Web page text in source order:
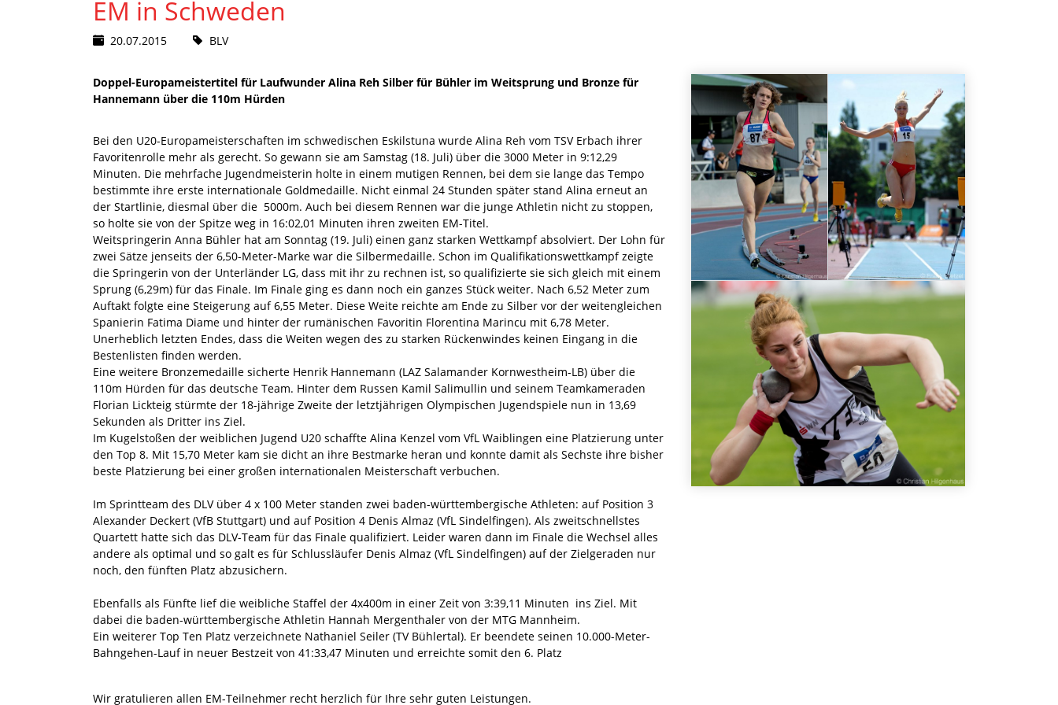
EM in Schweden
20.07.2015 BLV
Doppel-Europameistertitel für Laufwunder Alina Reh Silber für Bühler im Weitsprung und Bronze für
Hannemann über die 110m Hürden
Bei den U20-Europameisterschaften im schwedischen Eskilstuna wurde Alina Reh vom TSV Erbach ihrer
Favoritenrolle mehr als gerecht. So gewann sie am Samstag (18. Juli) über die 3000 Meter in 9:12,29
Minuten. Die mehrfache Jugendmeisterin holte in einem mutigen Rennen, bei dem sie lange das Tempo
bestimmte ihre erste internationale Goldmedaille. Nicht einmal 24 Stunden später stand Alina erneut an
der Startlinie, diesmal über die 5000m. Auch bei diesem Rennen war die junge Athletin nicht zu stoppen,
so holte sie von der Spitze weg in 16:02,01 Minuten ihren zweiten EM-Titel.
Weitspringerin Anna Bühler hat am Sonntag (19. Juli) einen ganz starken Wettkampf absolviert. Der Lohn für
zwei Sätze jenseits der 6,50-Meter-Marke war die Silbermedaille. Schon im Qualifikationswettkampf zeigte
die Springerin von der Unterländer LG, dass mit ihr zu rechnen ist, so qualifizierte sie sich gleich mit einem
Sprung (6,29m) für das Finale. Im Finale ging es dann noch ein ganzes Stück weiter. Nach 6,52 Meter zum
Auftakt folgte eine Steigerung auf 6,55 Meter. Diese Weite reichte am Ende zu Silber vor der weitengleichen
Spanierin Fatima Diame und hinter der rumänischen Favoritin Florentina Marincu mit 6,78 Meter.
Unerheblich letzten Endes, dass die Weiten wegen des zu starken Rückenwindes keinen Eingang in die
Bestenlisten finden werden.
Eine weitere Bronzemedaille sicherte Henrik Hannemann (LAZ Salamander Kornwestheim-LB) über die
110m Hürden für das deutsche Team. Hinter dem Russen Kamil Salimullin und seinem Teamkameraden
Florian Lickteig stürmte der 18-jährige Zweite der letztjährigen Olympischen Jugendspiele nun in 13,69
Sekunden als Dritter ins Ziel.
Im Kugelstoßen der weiblichen Jugend U20 schaffte Alina Kenzel vom VfL Waiblingen eine Platzierung unter
den Top 8. Mit 15,70 Meter kam sie dicht an ihre Bestmarke heran und konnte damit als Sechste ihre bisher
beste Platzierung bei einer großen internationalen Meisterschaft verbuchen.
Im Sprintteam des DLV über 4 x 100 Meter standen zwei baden-württembergische Athleten: auf Position 3
Alexander Deckert (VfB Stuttgart) und auf Position 4 Denis Almaz (VfL Sindelfingen). Als zweitschnellstes
Quartett hatte sich das DLV-Team für das Finale qualifiziert. Leider waren dann im Finale die Wechsel alles
andere als optimal und so galt es für Schlussläufer Denis Almaz (VfL Sindelfingen) auf der Zielgeraden nur
noch, den fünften Platz abzusichern.
Ebenfalls als Fünfte lief die weibliche Staffel der 4x400m in einer Zeit von 3:39,11 Minuten ins Ziel. Mit
dabei die baden-württembergische Athletin Hannah Mergenthaler von der MTG Mannheim.
Ein weiterer Top Ten Platz verzeichnete Nathaniel Seiler (TV Bühlertal). Er beendete seinen 10.000-Meter-
Bahngehen-Lauf in neuer Bestzeit von 41:33,47 Minuten und erreichte somit den 6. Platz
Wir gratulieren allen EM-Teilnehmer recht herzlich für Ihre sehr guten Leistungen.